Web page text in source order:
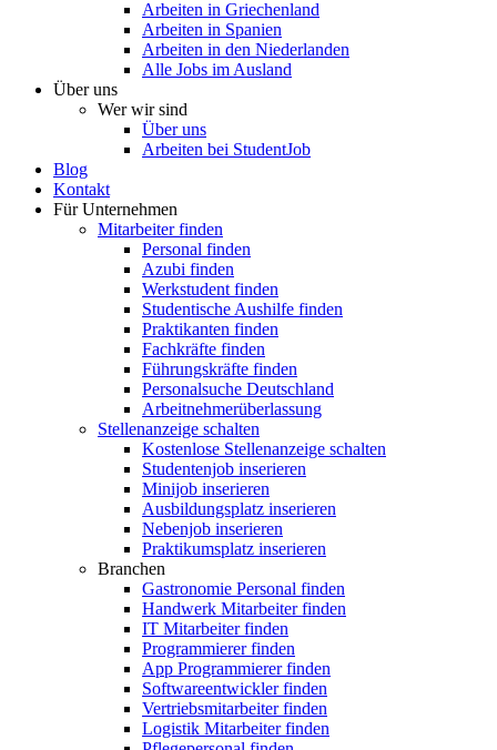
Arbeiten in Griechenland
Arbeiten in Spanien
Arbeiten in den Niederlanden
Alle Jobs im Ausland
Über uns
Wer wir sind
Über uns
Arbeiten bei StudentJob
Blog
Kontakt
Für Unternehmen
Mitarbeiter finden
Personal finden
Azubi finden
Werkstudent finden
Studentische Aushilfe finden
Praktikanten finden
Fachkräfte finden
Führungskräfte finden
Personalsuche Deutschland
Arbeitnehmerüberlassung
Stellenanzeige schalten
Kostenlose Stellenanzeige schalten
Studentenjob inserieren
Minijob inserieren
Ausbildungsplatz inserieren
Nebenjob inserieren
Praktikumsplatz inserieren
Branchen
Gastronomie Personal finden
Handwerk Mitarbeiter finden
IT Mitarbeiter finden
Programmierer finden
App Programmierer finden
Softwareentwickler finden
Vertriebsmitarbeiter finden
Logistik Mitarbeiter finden